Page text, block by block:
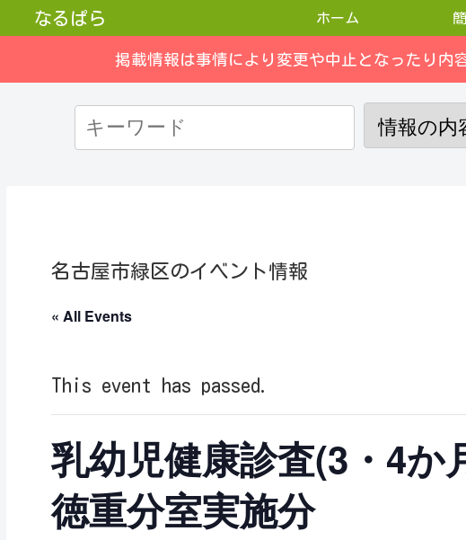
なるぱら ホーム
掲載情報は事情により変更や中止となったり内
名古屋市緑区のイベント情報
« All Events
This event has passed.
乳幼児健康診査(3・4か
徳重分室実施分